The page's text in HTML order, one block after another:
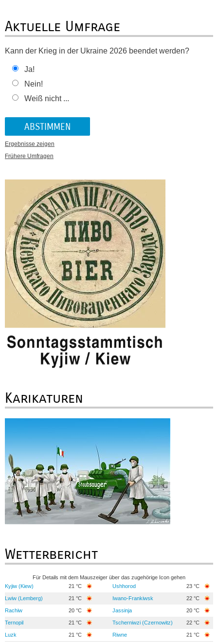
Aktuelle Umfrage
Kann der Krieg in der Ukraine 2026 beendet werden?
Ja!
Nein!
Weiß nicht ...
Ergebnisse zeigen
Frühere Umfragen
Karikaturen
Wetterbericht
Für Details mit dem Mauszeiger über das zugehörige Icon gehen
Kyjiw (Kiew)
21 °C Ushhorod 23 °C
Lwiw (Lemberg) 21 °C Iwano-Frankiwsk 22 °C
Rachiw 20 °C Jassinja 20 °C
Ternopil 21 °C Tscherniwzi (Czernowitz) 22 °C
Luzk 21 °C Riwne 21 °C